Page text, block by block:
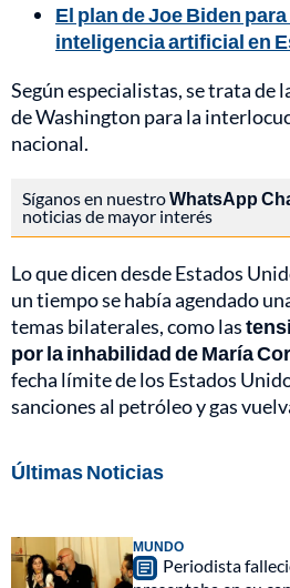
El plan de Joe Biden
inteligencia artificial en
Según especialistas, se trata de
de Washington para la
nacional.
Síganos en nuestroWhatsApp
noticias de mayor interés
Lo que dicen desde Estados
un tiempo se había agendado
temas bilaterales, como las
por la inhabilidad de María
fecha límite de los Estados
sanciones al petróleo y gas
Últimas Noticias
MUNDO
Periodista